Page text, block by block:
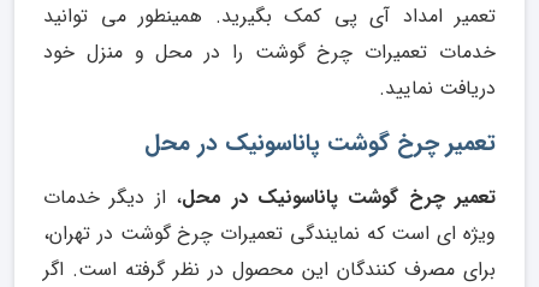
تعمیر امداد آی پی کمک بگیرید. همینطور می توانید
خدمات تعمیرات چرخ گوشت را در محل و منزل خود
دریافت نمایید.
تعمیر چرخ گوشت پاناسونیک در محل
تعمیر چرخ گوشت پاناسونیک در محل، از دیگر خدمات
ویژه ای است که نمایندگی تعمیرات چرخ گوشت در تهران،
برای مصرف کنندگان این محصول در نظر گرفته است. اگر